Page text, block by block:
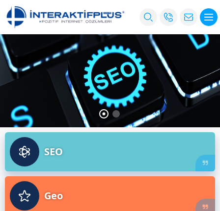
SEO
Geo